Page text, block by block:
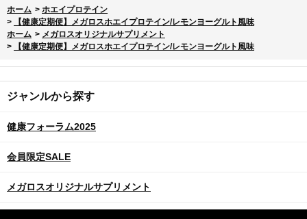
ホーム > ホエイプロテイン
>
【健康定期便】メガロスホエイプロテイン/レモンヨーグルト風味
ホーム > メガロスオリジナルサプリメント
>
【健康定期便】メガロスホエイプロテイン/レモンヨーグルト風味
ジャンルから探す
健康フォーラム2025
会員限定SALE
メガロスオリジナルサプリメント